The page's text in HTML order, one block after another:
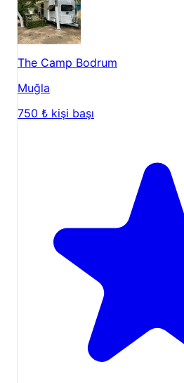
The Camp Bodrum
Muğla
750 ₺ kişi başı